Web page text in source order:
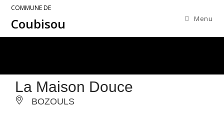
COMMUNE DE
Coubisou Menu
La Maison Douce
BOZOULS